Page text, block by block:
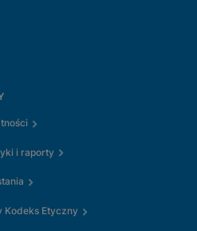
i raporty
Kodeks Etyczny